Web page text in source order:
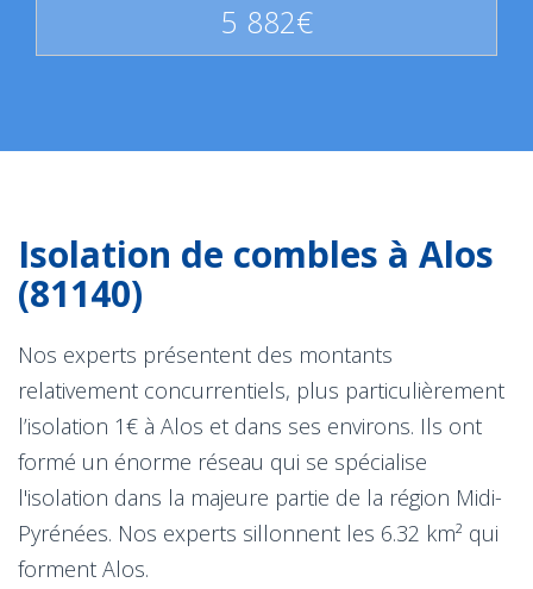
5 882€
Isolation de combles à Alos
(81140)
Nos experts présentent des montants
relativement concurrentiels, plus particulièrement
l’isolation 1€ à Alos et dans ses environs. Ils ont
formé un énorme réseau qui se spécialise
l'isolation dans la majeure partie de la région Midi-
Pyrénées. Nos experts sillonnent les 6.32 km² qui
forment Alos.